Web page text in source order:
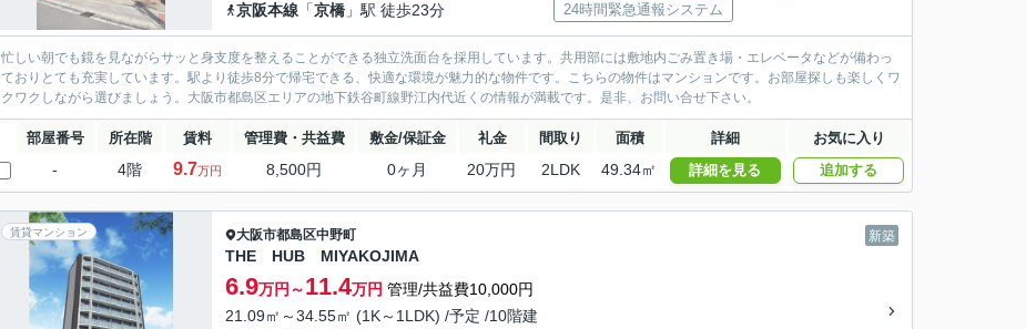
京阪本線 「京橋 」駅 徒歩23分
24時間緊急通報システム
忙しい朝でも鏡を見ながらサッと身支度を整えることができる独立洗面台を採用しています。共用部には敷地内ごみ置き場・エレベータなどが備わっ
ておりとても充実しています。駅より徒歩8分で帰宅できる、快適な環境が魅力的な物件です。こちらの物件はマンションです。お部屋探しも楽しくワ
クワクしながら選びましょう。大阪市都島区エリアの地下鉄谷町線野江内代近くの情報が満載です。是非、お問い合せ下さい。
部屋番号 所在階 賃料 管理費・共益費 敷金/保証金 礼金 間取り 面積 詳細 お気に入り
- 4階 9.7万円 8,500円 0ヶ月 20万円 2LDK 49.34㎡ 詳細を見る 追加する
賃貸マンション 新築
大阪市都島区中野町
THE HUB MIYAKOJIMA
6.9万円～11.4万円 管理/共益費10,000円
21.09㎡～34.55㎡ (1K～1LDK) /予定 /10階建